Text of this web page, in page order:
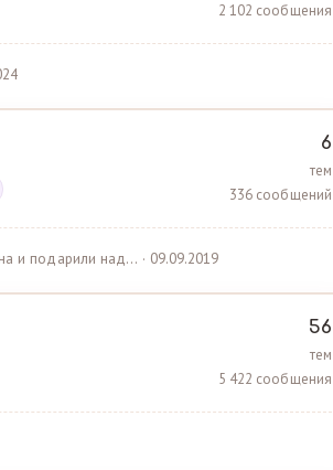
2 102 сообщения
6
тем
336 сообщений
и подарили над… · 09.09.2019
56
тем
5 422 сообщения